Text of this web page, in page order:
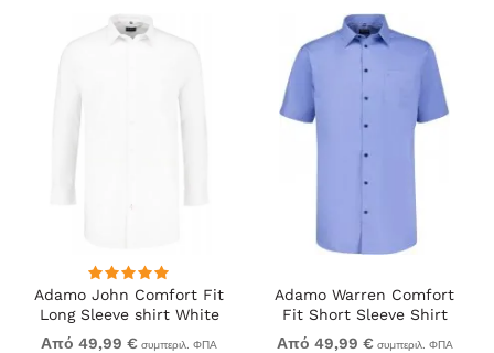
Adamo John Comfort Fit
Long Sleeve shirt White
Από 49,99 € συμπεριλ. ΦΠΑ
Adamo Warren Comfort
Fit Short Sleeve Shirt
Medium Blue
Από 49,99 € συμπεριλ. ΦΠΑ